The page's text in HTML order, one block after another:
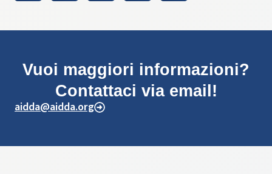
Vuoi maggiori informazioni?
Contattaci via email!
aidda@aidda.org